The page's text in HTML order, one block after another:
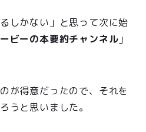
しかない」と思って次に始
ビーの本要約チャンネル 」
が得意だったので、それを
うと思いました。